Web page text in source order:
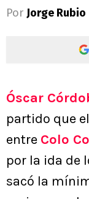
Por Jorge Rubio
Óscar
partido que
entre Colo
por la ida de
sacó la